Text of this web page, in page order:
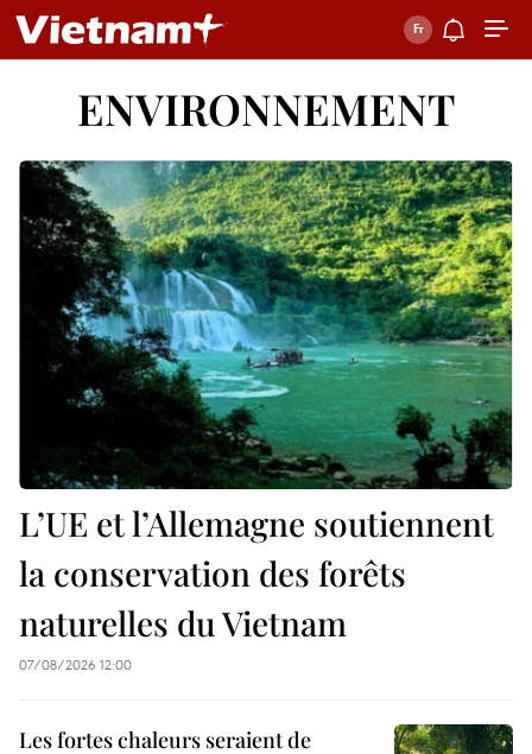
ENVIRONNEMENT
L’UE et l’Allemagne soutiennent
la conservation des forêts
naturelles du Vietnam
07/08/2026 12:00
Les fortes chaleurs seraient de